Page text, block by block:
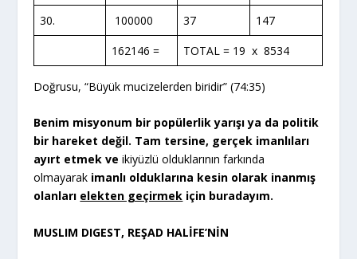
30.
100000 37
147
162146 =
TOTAL = 19 x 8534
Doğrusu, “Büyük mucizelerden biridir” (74:35)
Benim misyonum bir popülerlik yarışı ya da politik
bir hareket değil. Tam tersine, gerçek imanlıları
ayırt etmek veikiyüzlü olduklarının farkında
olmayarak imanlı olduklarına kesin olarak inanmış
olanları elekten geçirmek için buradayım.
MUSLIM DIGEST, REŞAD HALİFE’NİN